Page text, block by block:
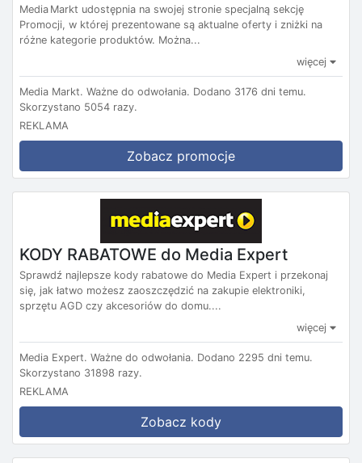
Media Markt udostępnia na swojej stronie specjalną sekcję
Promocji, w której prezentowane są aktualne oferty i zniżki na
różne kategorie produktów. Można...
więcej
Media Markt. Ważne do odwołania. Dodano 3176 dni temu.
Skorzystano 5054 razy.
REKLAMA
Zobacz promocje
KODY RABATOWE do Media Expert
Sprawdź najlepsze kody rabatowe do Media Expert i przekonaj
się, jak łatwo możesz zaoszczędzić na zakupie elektroniki,
sprzętu AGD czy akcesoriów do domu....
więcej
Media Expert. Ważne do odwołania. Dodano 2295 dni temu.
Skorzystano 31898 razy.
REKLAMA
Zobacz kody